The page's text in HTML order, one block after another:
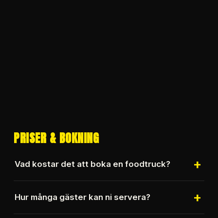
PRISER & BOKNING
Vad kostar det att boka en foodtruck? +
inklusive moms i framkörningsavgift. Matpriserna
börjar från 129 kr per person inklusive moms.
Hur många gäster kan ni servera? +